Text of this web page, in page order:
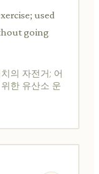
used
going
의 자전거; 어
한 유산소 운